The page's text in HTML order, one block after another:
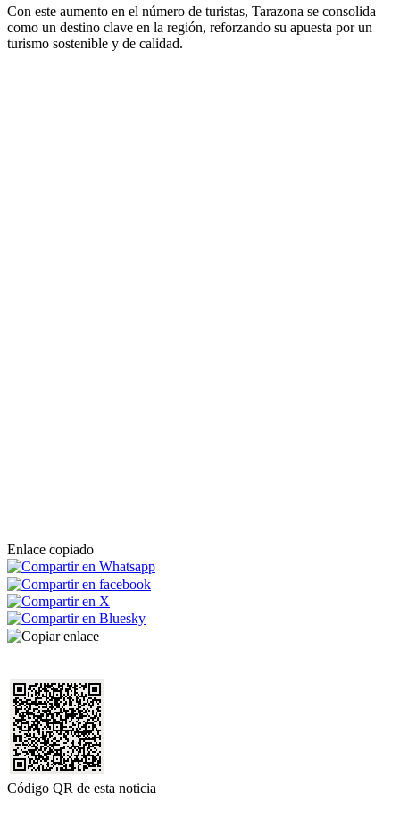
Con este aumento en el número de turistas, Tarazona se consolida
como un destino clave en la región, reforzando su apuesta por un
turismo sostenible y de calidad.
Enlace copiado
Código QR de esta noticia